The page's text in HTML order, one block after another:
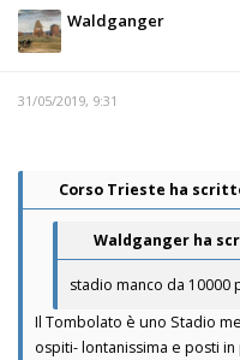
Waldganger
31/05/2019, 9:31
Corso Trieste ha
Waldganger ha
stadio manco da 10000
Il Tombolato è uno Stadio
ospiti- lontanissima e posti